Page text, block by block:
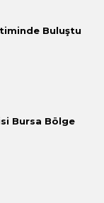
Buluştu
Bursa Bölge